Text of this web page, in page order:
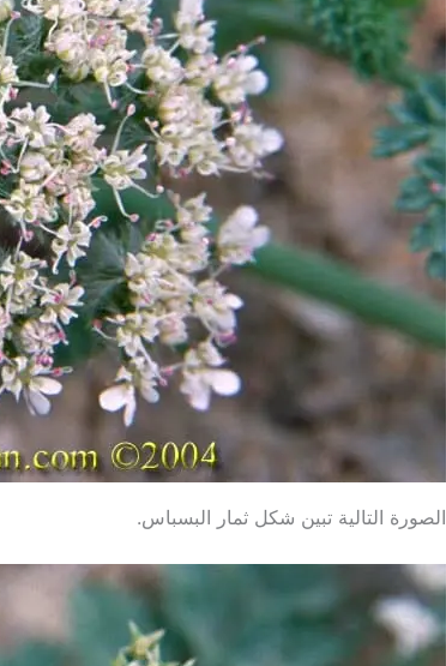
الصورة التالية تبين شكل ثمار البسباس.